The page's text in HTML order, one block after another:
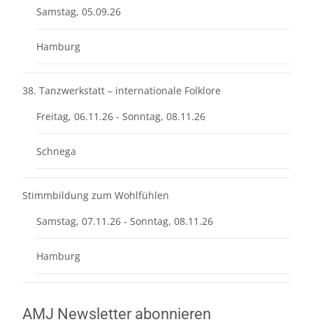
Samstag, 05.09.26
Hamburg
38. Tanzwerkstatt – internationale Folklore
Freitag, 06.11.26 - Sonntag, 08.11.26
Schnega
Stimmbildung zum Wohlfühlen
Samstag, 07.11.26 - Sonntag, 08.11.26
Hamburg
AMJ Newsletter abonnieren